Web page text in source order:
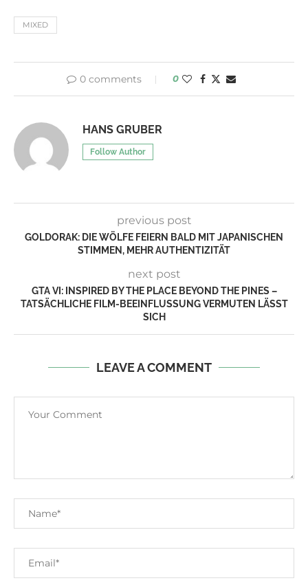
MIXED
0 comments 0
HANS GRUBER
Follow Author
previous post
GOLDORAK: DIE WÖLFE FEIERN BALD MIT JAPANISCHEN
STIMMEN, MEHR AUTHENTIZITÄT
next post
GTA VI: INSPIRED BY THE PLACE BEYOND THE PINES –
TATSÄCHLICHE FILM-BEEINFLUSSUNG VERMUTEN LÄSST
SICH
LEAVE A COMMENT